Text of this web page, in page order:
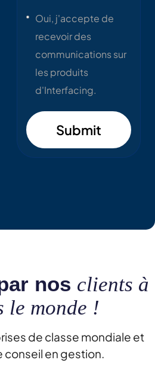
Oui, j'accepte de
recevoir des
communications sur
les produits
d'Interfacing.
Submit
nos clients à
le monde !
de classe mondiale et
en gestion.